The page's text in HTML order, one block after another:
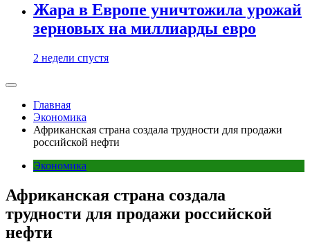
Жара в Европе уничтожила урожай
зерновых на миллиарды евро
2 недели спустя
Главная
Экономика
Африканская страна создала трудности для продажи
российской нефти
Экономика
Африканская страна создала
трудности для продажи российской
нефти